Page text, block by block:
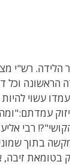
רש"י
הראשונה וכל
עשוי
רבי
בתוך
בטומאת